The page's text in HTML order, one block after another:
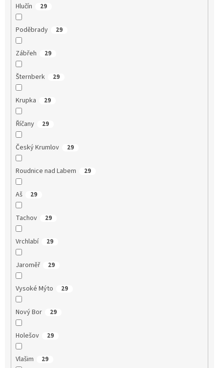
Hlučín 29
Poděbrady 29
Zábřeh 29
Šternberk 29
Krupka 29
Říčany 29
Český Krumlov 29
Roudnice nad Labem 29
Aš 29
Tachov 29
Vrchlabí 29
Jaroměř 29
Vysoké Mýto 29
Nový Bor 29
Holešov 29
Vlašim 29